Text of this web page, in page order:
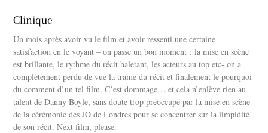
Clinique
Un mois après avoir vu le film et avoir ressenti une certaine
satisfaction en le voyant – on passe un bon moment : la mise en scène
est brillante, le rythme du récit haletant, les acteurs au top etc- on a
complètement perdu de vue la trame du récit et finalement le pourquoi
du comment d’un tel film. C’est dommage… et cela n’enlève rien au
talent de Danny Boyle, sans doute trop préoccupé par la mise en scène
de la cérémonie des JO de Londres pour se concentrer sur la limpidité
de son récit. Next film, please.